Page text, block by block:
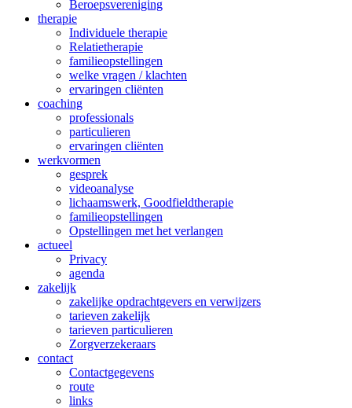
Beroepsvereniging
therapie
Individuele therapie
Relatietherapie
familieopstellingen
welke vragen / klachten
ervaringen cliënten
coaching
professionals
particulieren
ervaringen cliënten
werkvormen
gesprek
videoanalyse
lichaamswerk, Goodfieldtherapie
familieopstellingen
Opstellingen met het verlangen
actueel
Privacy
agenda
zakelijk
zakelijke opdrachtgevers en verwijzers
tarieven zakelijk
tarieven particulieren
Zorgverzekeraars
contact
Contactgegevens
route
links